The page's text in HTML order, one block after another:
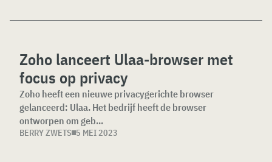
Zoho lanceert Ulaa-browser met
focus op privacy
Zoho heeft een nieuwe privacygerichte browser
gelanceerd: Ulaa. Het bedrijf heeft de browser
ontworpen om geb...
BERRY ZWETS 5 MEI 2023